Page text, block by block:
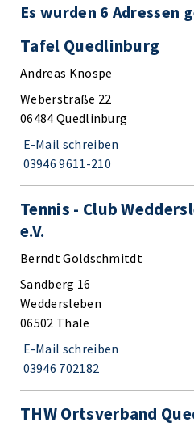
Es wurden 6 Adressen
Tafel Quedlinburg
Andreas Knospe
Weberstraße 22
06484 Quedlinburg
E-Mail schreiben
03946 9611-210
Tennis - Club
e.V.
Berndt Goldschmitdt
Sandberg 16
Weddersleben
06502 Thale
E-Mail schreiben
03946 702182
THW Ortsverband